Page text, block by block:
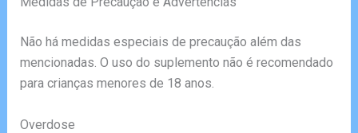
Não há medidas especiais de precaução além das
mencionadas. O uso do suplemento não é recomendado
para crianças menores de 18 anos.
Overdose